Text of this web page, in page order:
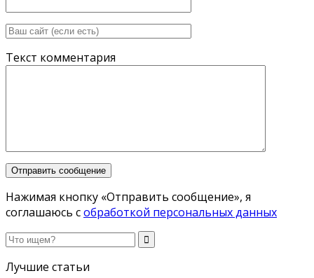
Текст комментария
Нажимая кнопку «Отправить сообщение», я
соглашаюсь собработкой персональных данных
Лучшие статьи